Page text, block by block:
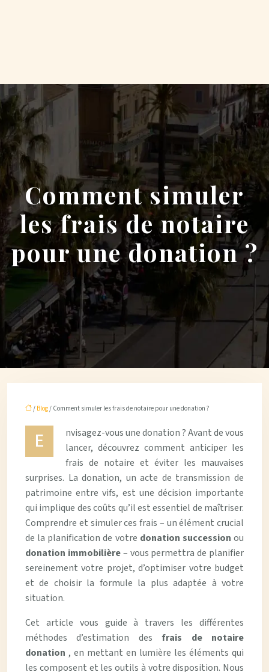
Comment simuler
les frais de notaire
pour une donation ?
/ Blog/ Comment simuler les frais de notaire pour une donation ?
E
nvisagez-vous une donation ? Avant de vous
lancer, découvrez comment anticiper les
frais de notaire et éviter les mauvaises
surprises. La donation, un acte de transmission de
patrimoine entre vifs, est une décision importante
qui implique des coûts qu’il est essentiel de maîtriser.
Comprendre et simuler ces frais – un élément crucial
de la planification de votre donation successionou
donation immobilière– vous permettra de planifier
sereinement votre projet, d’optimiser votre budget
et de choisir la formule la plus adaptée à votre
situation.
Cet article vous guide à travers les différentes
méthodes d’estimation desfrais de notaire
donation , en mettant en lumière les éléments qui
les composent et les outils à votre disposition. Nous